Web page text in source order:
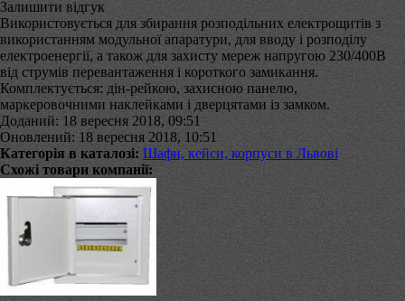
Залишити відгук
Використовується для збирання розподільних електрощитів з
використанням модульної апаратури, для вводу і розподілу
електроенергії, а також для захисту мереж напругою 230/400В
від струмів перевантаження і короткого замикання.
Комплектується: дін-рейкою, захисною панелю,
маркеровочними наклейками і дверцятами із замком.
Доданий: 18 вересня 2018, 09:51
Оновлений: 18 вересня 2018, 10:51
Категорія в каталозі: Шафи, кейси, корпуси в Львові
Схожі товари компанії: